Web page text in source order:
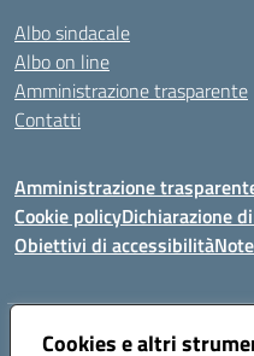
Cookies e altri
Albo sindacale
Albo on line
Amministrazione trasparente
Contatti
Amministrazione
Cookie policyDichiarazione
Obiettivi di accessibilità
Indirizzo:Via Carducci Settimo